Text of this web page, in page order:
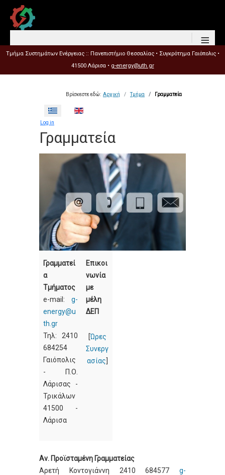
≡
Τμήμα Συστημάτων Ενέργειας :: Πανεπιστήμιο Θεσσαλίας • Συγκρότημα Γαιόπολις •
41500 Λάρισα • g-energy@uth.gr
Βρίσκεστε εδώ: Αρχική Τμήμα Γραμματεία
Επιλέξτε τη γλώσσα σας
Log in
Γραμματεία
Γραμματεί
α
Τμήματος
e-mail: g-
energy@u
th.gr
Τηλ: 2410
684254
Γαιόπολις
- Π.Ο.
Λάρισας -
Τρικάλων
41500 -
Λάρισα
Επικοι
νωνία
με
μέλη
ΔΕΠ
[Ώρες
Συνεργ
ασίας
Αν. Προϊσταμένη Γραμματείας
Αρετή Κοντογιάννη 2410 684577 g-